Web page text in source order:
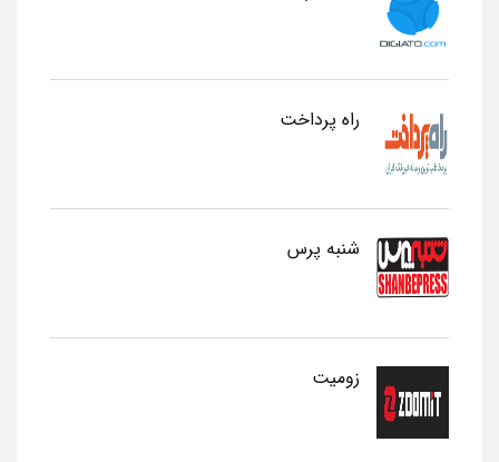
راه پرداخت
شنبه پرس
زومیت